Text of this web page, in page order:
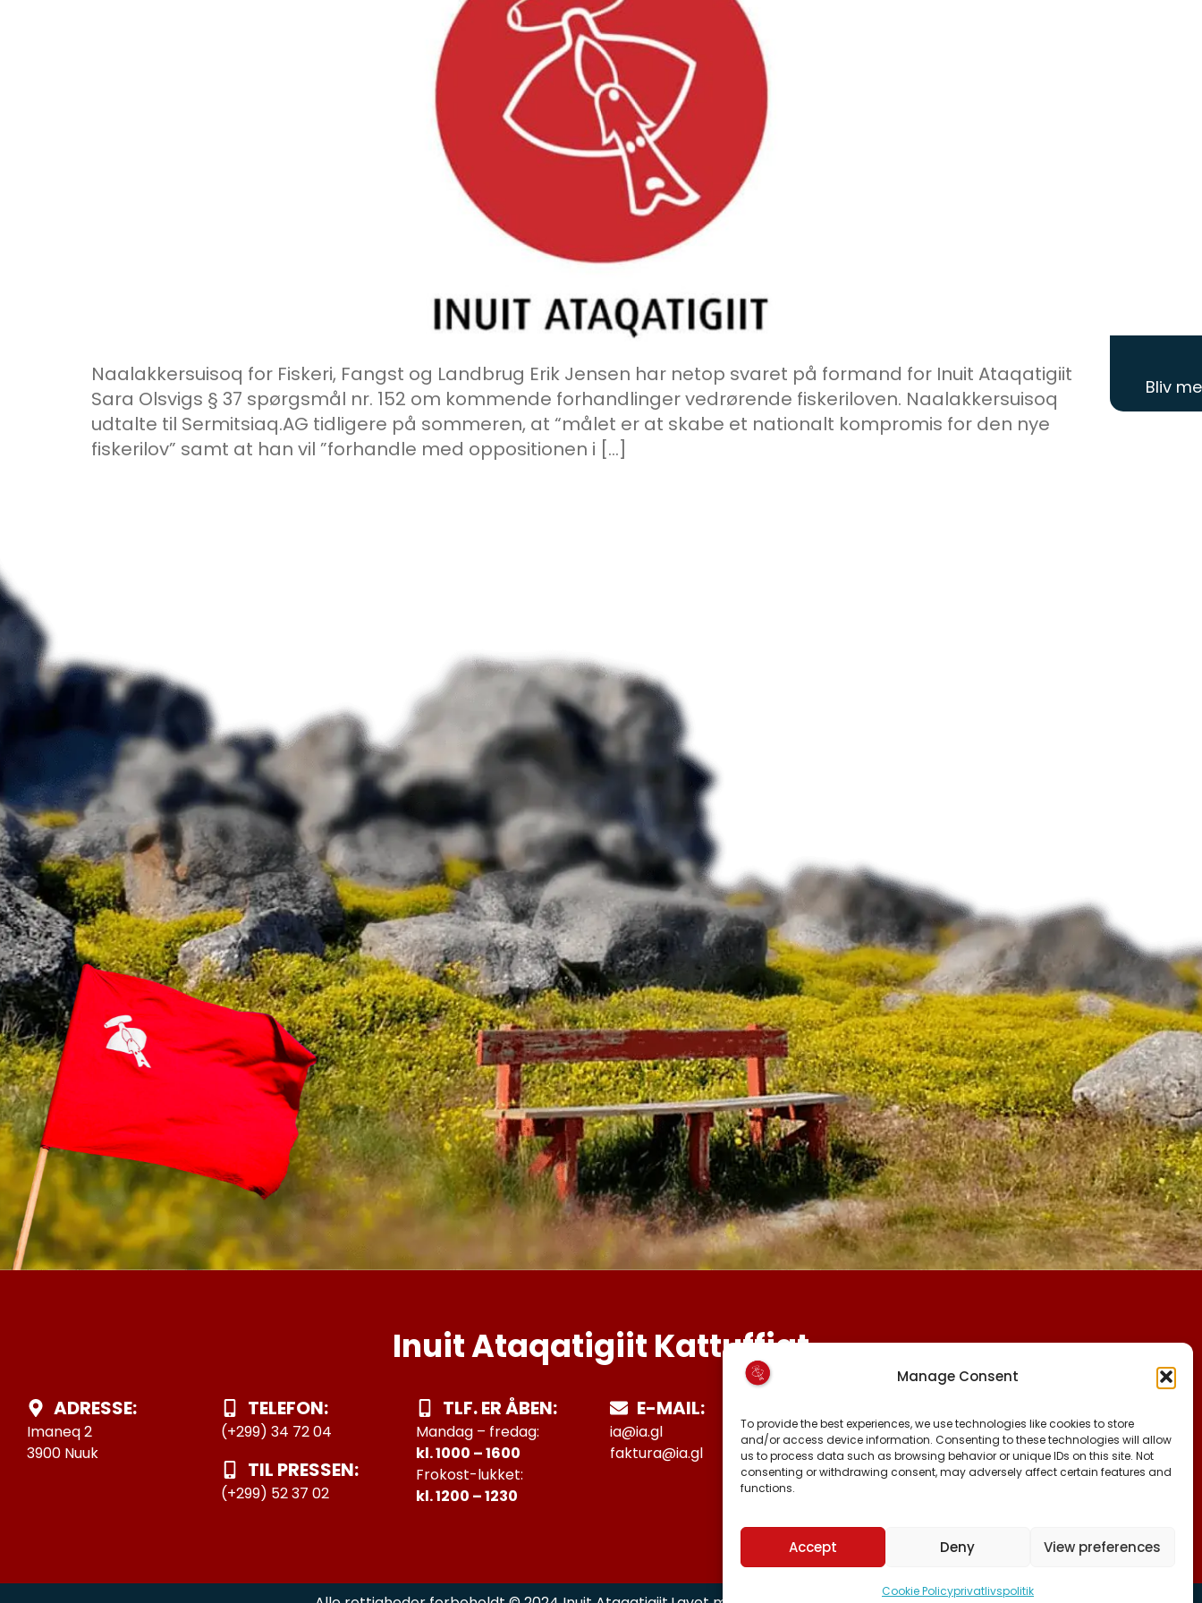
Manage Consent
To provide the best experiences, we use technologies like cookies to store
and/or access device information. Consenting to these technologies will allow
us to process data such as browsing behavior or unique IDs on this site. Not
consenting or withdrawing consent, may adversely affect certain features and
functions.
Accept Deny View preferences
Cookie Policyprivatlivspolitik
Bliv
Naalakkersuisoq for Fiskeri, Fangst og Landbrug Erik Jensen har netop svaret på formand for Inuit Ataqatigiit
Sara Olsvigs § 37 spørgsmål nr. 152 om kommende forhandlinger vedrørende fiskeriloven. Naalakkersuisoq
udtalte til Sermitsiaq.AG tidligere på sommeren, at “målet er at skabe et nationalt kompromis for den nye
fiskerilov” samt at han vil ”forhandle med oppositionen i […]
Inuit Ataqatigiit Kattuffiat
ADRESSE:
Imaneq 2
3900 Nuuk
TELEFON:
(+299) 34 72 04
TIL PRESSEN:
(+299) 52 37 02
TLF. ER ÅBEN:
Mandag – fredag:
kl. 1000 – 1600
Frokost-lukket:
kl. 1200 – 1230
E-MAIL:
ia@ia.gl
faktura@ia.gl
25027388
KONTO NR:
FACEBOOK
INSTAGRAM
TIKTOK